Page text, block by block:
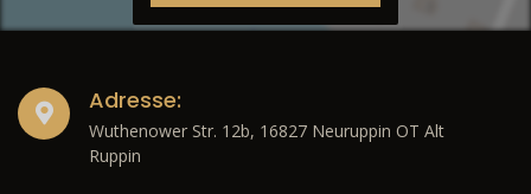
Adresse:
Wuthenower Str. 12b, 16827 Neuruppin OT Alt
Ruppin